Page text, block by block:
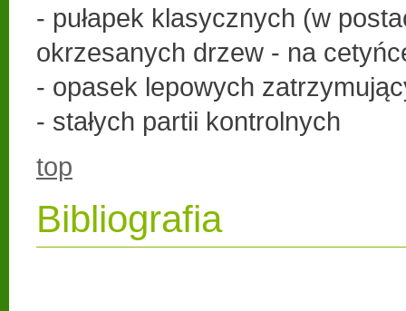
- pułapek klasycznych (w
okrzesanych drzew - na
- opasek lepowych
- stałych partii kontrolnych
top
Bibliografia